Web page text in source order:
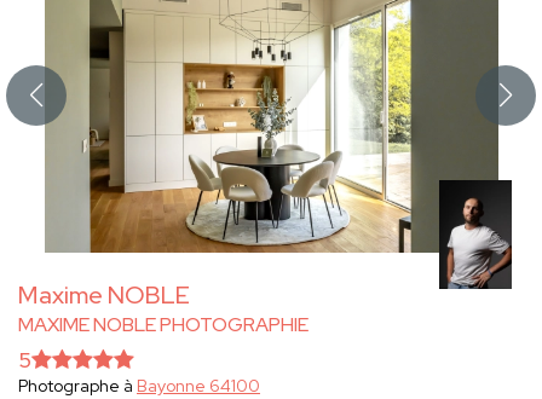
Maxime NOBLE
MAXIME NOBLE PHOTOGRAPHIE
5
Photographe à Bayonne 64100